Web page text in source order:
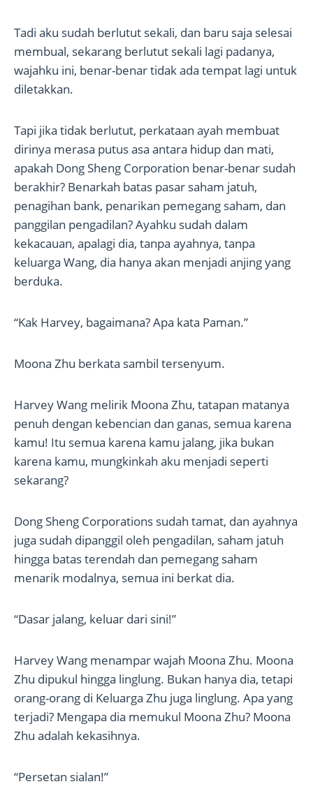
Tadi aku sudah berlutut sekali, dan baru saja selesai
membual, sekarang berlutut sekali lagi padanya,
wajahku ini, benar-benar tidak ada tempat lagi untuk
diletakkan.
Tapi jika tidak berlutut, perkataan ayah membuat
dirinya merasa putus asa antara hidup dan mati,
apakah Dong Sheng Corporation benar-benar sudah
berakhir? Benarkah batas pasar saham jatuh,
penagihan bank, penarikan pemegang saham, dan
panggilan pengadilan? Ayahku sudah dalam
kekacauan, apalagi dia, tanpa ayahnya, tanpa
keluarga Wang, dia hanya akan menjadi anjing yang
berduka.
“Kak Harvey, bagaimana? Apa kata Paman.”
Moona Zhu berkata sambil tersenyum.
Harvey Wang melirik Moona Zhu, tatapan matanya
penuh dengan kebencian dan ganas, semua karena
kamu! Itu semua karena kamu jalang, jika bukan
karena kamu, mungkinkah aku menjadi seperti
sekarang?
Dong Sheng Corporations sudah tamat, dan ayahnya
juga sudah dipanggil oleh pengadilan, saham jatuh
hingga batas terendah dan pemegang saham
menarik modalnya, semua ini berkat dia.
“Dasar jalang, keluar dari sini!”
Harvey Wang menampar wajah Moona Zhu. Moona
Zhu dipukul hingga linglung. Bukan hanya dia, tetapi
orang-orang di Keluarga Zhu juga linglung. Apa yang
terjadi? Mengapa dia memukul Moona Zhu? Moona
Zhu adalah kekasihnya.
“Persetan sialan!”